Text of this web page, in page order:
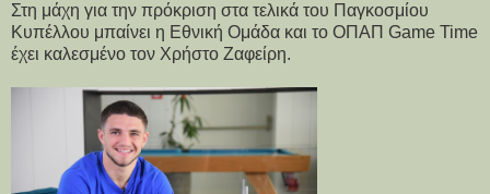
Στη μάχη για την πρόκριση στα τελικά του Παγκοσμίου
Κυπέλλου μπαίνει η Εθνική Ομάδα και το ΟΠΑΠ Game Time
έχει καλεσμένο τον Χρήστο Ζαφείρη.